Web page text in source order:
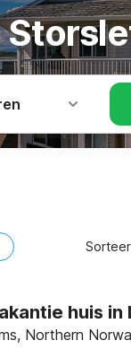
huis in
Northern